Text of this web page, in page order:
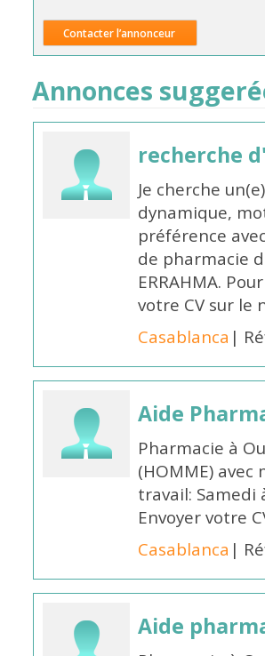
Contacter l’annonceur
Annonces
recherche
Je cherche
dynamique,
préférence
de pharmacie
ERRAHMA.
votre CV sur le
Casablanca |
Aide
Pharmacie à
(HOMME)
travail:
Envoyer votre
Casablanca |
Aide